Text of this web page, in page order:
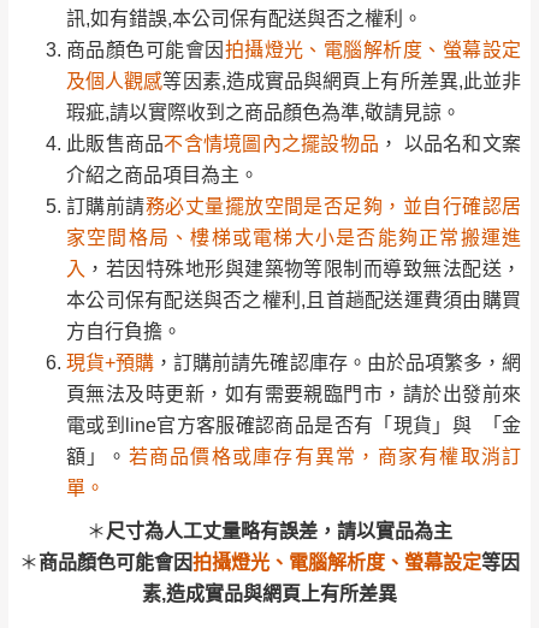
訊,如有錯誤,本公司保有配送與否之權利。
商品顏色可能會因 拍攝燈光、電腦解析度、螢幕設定
及個人觀感等因素,造成實品與網頁上有所差異,此並非
瑕疵,請以實際收到之商品顏色為準,敬請見諒。
此販售商品不含情境圖內之擺設物品 ， 以品名和文案
介紹之商品項目為主。
訂購前請務必丈量擺放空間是否足夠，並自行確認居
家空間格局、樓梯或電梯大小是否能夠正常搬運進
入 ，若因特殊地形與建築物等限制而導致無法配送，
本公司保有配送與否之權利,且首趟配送運費須由購買
方自行負擔。
現貨+預購 ，訂購前請先確認庫存。由於品項繁多，網
頁無法及時更新，如有需要親臨門市，請於出發前來
電或到line官方客服確認商品是否有「現貨」與 「金
額」。 若商品價格或庫存有異常，商家有權取消訂
單。
＊尺寸為人工丈量略有誤差，請以實品為主
＊商品顏色可能會因拍攝燈光、電腦解析度、螢幕設定等因
素,造成實品與網頁上有所差異
此販售商品不含情境圖內之擺設物品， 以品名和文案
介紹之商品項目為主。
訂購前請務必丈量擺放空間是否足夠，並自行確認居
家空間格局、樓梯或電梯大小是否能夠正常搬運進
入，若因特殊地形與建築物等限制而導致無法配送，
本公司保有配送與否之權利,且首趟配送運費須由購買
方自行負擔。
現貨+預購，訂購前請先確認庫存。由於品項繁多，網
頁無法及時更新，如有需要親臨門市，請於出發前來
電或到line官方客服確認商品是否有「現貨」與 「金
額」。若商品價格或庫存有異常，商家有權取消訂
單。
尺寸為人工丈量略有誤差，請以實品為主
商品顏色可能會因拍攝燈光、電腦解析度、螢幕設定
等因
素,造成實品與網頁上有所差異
\ 歡迎您至德新門市體驗更安心 /
門市營業時間｜週一至週日 9:30 - 21:30
線上客服時間｜週一至週五 9:30 - 18:30
。
。
其它注意事項
本司貨車運送如因路況不佳、天候惡劣、過於偏遠之
山區內等，或收貨地點搬運過於困難等因素，導致無
法順利配送，本公司除了盡最大努力完成配送外，視
狀況保有出貨的權利。
保護物流人員的工作安全，賣家無提供吊掛服務，若
需以吊車或其他的吊掛方式吊運，費用將由買方自行
支付。
因大型傢俱有組裝、配送的問題，並非一般快速到貨
商品，無法指定特定時間送達，司機當天到貨前皆會
再與您通知，讓您不用整天在家等貨，以免浪費你的
寶貴時間。
如遇自然災害、政府宣布之災害警報等不可抗力情
事，而危及運送人員輸送之安全，本司得視狀況延後
或停止運送服務。
訂購前請確認商品尺寸，大型物件因為人工
丈量，難免會有些許誤差值(約正負0.5CM)
詳細尺寸以實品為主。
非因本公司問題而需退換貨，請於收到貨7日
內通知客服人員(Line@ ID：@dershin)，並
須保持商品全新狀態與完整包裝。鑑賞期間
若發生非本司因素致使之汙損破壞，恕無法
辦理退換貨。
台北市、新北市地區固定每周(三)、(日)兩天
收送貨，敬請見諒！
本公司部份商品無維修服務，超過7日鑑賞
期，商品使用年限，因客人使用習慣、居家
環境不同。若屬人為因素導致商品損壞、零
件短缺，則維修、搬運費用，需由消費者自
到貨7日內為鑑賞期(注意:鑑賞期非試用期)，
若非商品品質瑕疵問題於鑑賞期內退貨之情
形，我們需酌收退貨運費。